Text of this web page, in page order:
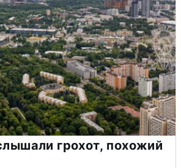
грохот, похожий